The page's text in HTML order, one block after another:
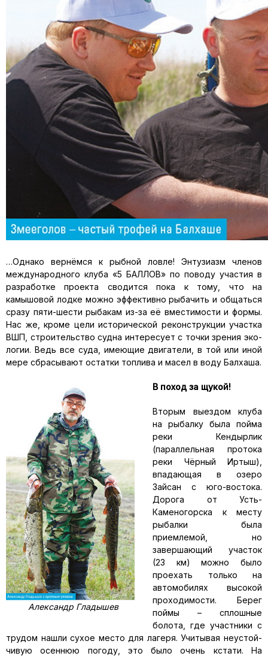
…Однако вернёмся к рыбной ловле! Энтузиазм членов
междуна­родного клуба «5 БАЛЛОВ» по поводу участия в
разработке проекта сводится пока к тому, что на
камышовой лодке можно эффективно рыбачить и общаться
сразу пяти-шести рыбакам из-за её вмести­мости и формы.
Нас же, кроме цели исторической реконструкции участка
ВШП, строительство судна интересует с точки зрения эко­
логии. Ведь все суда, имеющие двигатели, в той или иной
мере сбра­сывают остатки топлива и масел в воду Балхаша.
Александр Гладышев
В поход за щукой!
Вторым выездом клуба
на рыбалку была пойма
реки Кендырлик
(параллельная протока
реки Чёрный Иртыш),
впадающая в озеро
Зайсан с юго-востока.
Дорога от Усть-
Каменогорска к месту
рыбалки была
приемлемой, но
завершающий участок
(23 км) можно было
проехать только на
автомобилях высокой
проходимости. Берег
поймы – сплошные
болота, где участники с
трудом нашли сухое ме­сто для лагеря. Учитывая неустой­
чивую осеннюю погоду, это было очень кстати. На